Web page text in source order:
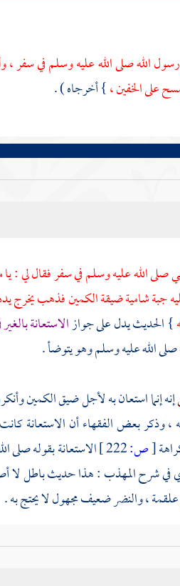
الله صلى الله عليه وسلم في سفر ،
على الخفين ،} أخرجاه ) .
صلى الله عليه وسلم في سفر فقال لي : يا
جبة شامية ضيقة الكمين فذهب يخرج
} الحديث يدل على جوازالاستعانة
الله عليه وسلم وهو يتوضأ .
إنه إنما استعان به لأجل ضيق الكمين
بعض الفقهاء أن الاستعانة كانت
[ص: الاستعانة بقوله صلى
في شرح المهذب : هذا حديث باطل لا
،والنضرضعيف مجهول لا يحتج به .
بن منصورعنأبي الجنوبوعنهابن